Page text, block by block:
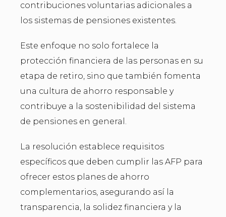
contribuciones voluntarias adicionales a
los sistemas de pensiones existentes.
Este enfoque no solo fortalece la
protección financiera de las personas en su
etapa de retiro, sino que también fomenta
una cultura de ahorro responsable y
contribuye a la sostenibilidad del sistema
de pensiones en general.
La resolución establece requisitos
específicos que deben cumplir las AFP para
ofrecer estos planes de ahorro
complementarios, asegurando así la
transparencia, la solidez financiera y la